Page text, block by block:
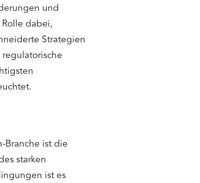
und
dabei,
Strategien
Branche ist die
starken
ist es